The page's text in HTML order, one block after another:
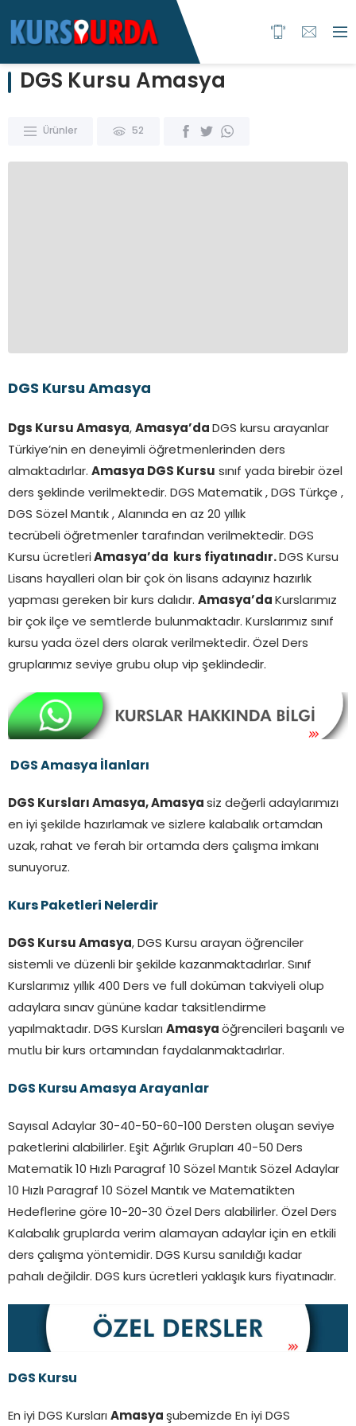
DGS Kursu Amasya
Ürünler 52
DGS Kursu Amasya
Dgs Kursu Amasya , Amasya’da DGS kursu arayanlar
Türkiye’nin en deneyimli öğretmenlerinden ders
almaktadırlar. Amasya DGS Kursu sınıf yada birebir özel
ders şeklinde verilmektedir. DGS Matematik , DGS Türkçe ,
DGS Sözel Mantık , Alanında en az 20 yıllık
tecrübeli öğretmenler tarafından verilmektedir. DGS
Kursu ücretleri Amasya’da kurs fiyatınadır. DGS Kursu
Lisans hayalleri olan bir çok ön lisans adayınız hazırlık
yapması gereken bir kurs dalıdır. Amasya’da Kurslarımız
bir çok ilçe ve semtlerde bulunmaktadır. Kurslarımız sınıf
kursu yada özel ders olarak verilmektedir. Özel Ders
gruplarımız seviye grubu olup vip şeklindedir.
DGS Amasya İlanları
DGS Kursları Amasya, Amasya siz değerli adaylarımızı
en iyi şekilde hazırlamak ve sizlere kalabalık ortamdan
uzak, rahat ve ferah bir ortamda ders çalışma imkanı
sunuyoruz.
Kurs Paketleri Nelerdir
DGS Kursu Amasya, DGS Kursu arayan öğrenciler
sistemli ve düzenli bir şekilde kazanmaktadırlar. Sınıf
Kurslarımız yıllık 400 Ders ve full doküman takviyeli olup
adaylara sınav gününe kadar taksitlendirme
yapılmaktadır. DGS Kursları Amasya öğrencileri başarılı ve
mutlu bir kurs ortamından faydalanmaktadırlar.
DGS Kursu Amasya Arayanlar
Sayısal Adaylar 30-40-50-60-100 Dersten oluşan seviye
paketlerini alabilirler. Eşit Ağırlık Grupları 40-50 Ders
Matematik 10 Hızlı Paragraf 10 Sözel Mantık Sözel Adaylar
10 Hızlı Paragraf 10 Sözel Mantık ve Matematikten
Hedeflerine göre 10-20-30 Özel Ders alabilirler. Özel Ders
Kalabalık gruplarda verim alamayan adaylar için en etkili
ders çalışma yöntemidir. DGS Kursu sanıldığı kadar
pahalı değildir. DGS kurs ücretleri yaklaşık kurs fiyatınadır.
DGS Kursu
En iyi DGS Kursları Amasya şubemizde En iyi DGS